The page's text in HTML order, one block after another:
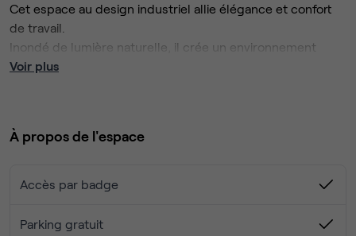
Cet espace au design industriel allie élégance et confort
de travail.
Inondé de lumière naturelle, il crée un environnement
propice à la concentration comme à la créativité.
Vous souhaitez en savoir plus ou planifier une visite ?
Voir plus
À propos de l'espace
Accès par badge
Parking gratuit